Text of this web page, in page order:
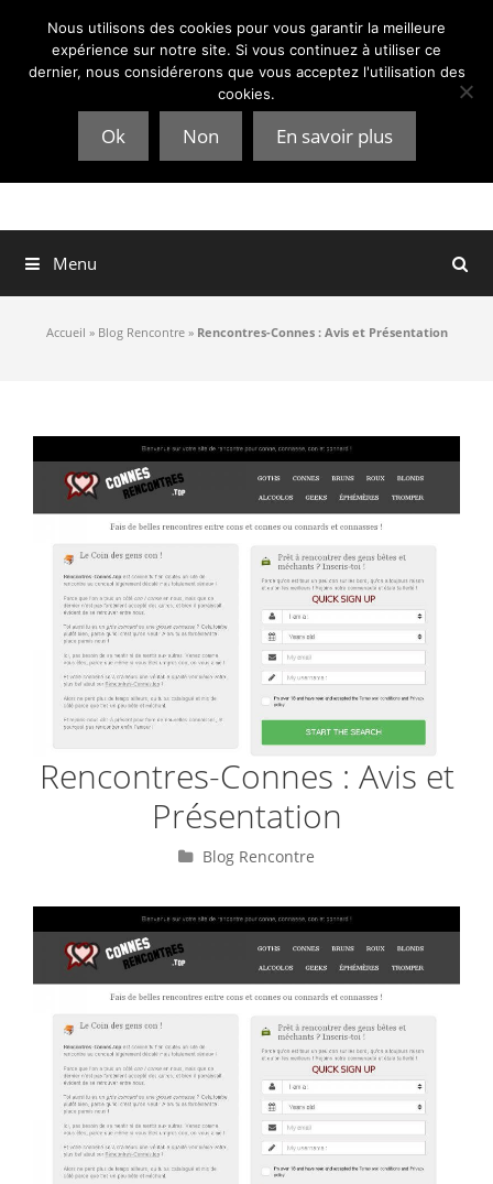
contenu
Menu
Accueil » Blog Rencontre» Rencontres-Connes : Avis et Présentation
Rencontres-Connes : Avis et
Présentation
Catégories
Blog Rencontre
Nous utilisons des cookies pour vous garantir la meilleure
expérience sur notre site. Si vous continuez à utiliser ce
dernier, nous considérerons que vous acceptez l'utilisation des
cookies.
Ok Non En savoir plus